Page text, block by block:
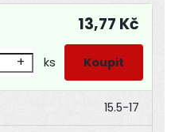
15.5-17
13,77 Kč
+ ks